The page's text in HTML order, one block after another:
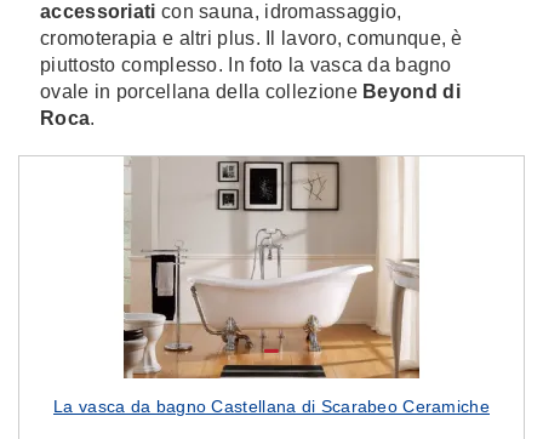
accessoriati con sauna, idromassaggio,
cromoterapia e altri plus. Il lavoro, comunque, è
piuttosto complesso. In foto la vasca da bagno
ovale in porcellana della collezione Beyond di
Roca.
La vasca da bagno Castellana di Scarabeo Ceramiche